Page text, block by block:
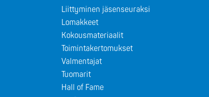
Liittyminen jäsenseuraksi
Lomakkeet
Kokousmateriaalit
Toimintakertomukset
Valmentajat
Tuomarit
Hall of Fame